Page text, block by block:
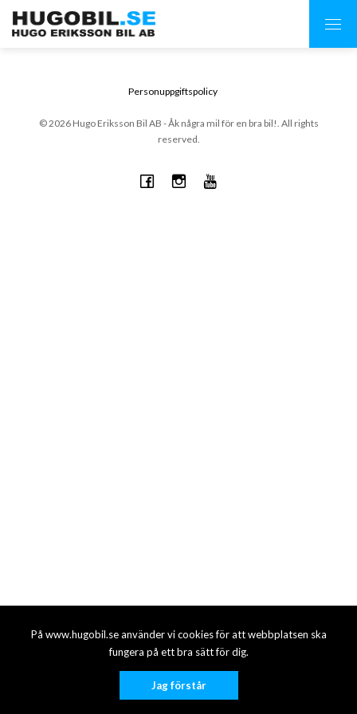
På www.hugobil.se använder vi cookies för att webbplatsen ska
fungera på ett bra sätt för dig.
Jag förstår
© 2026 Hugo Eriksson Bil AB - Åk några mil för en bra bil!. All rights
reserved.
Personuppgiftspolicy